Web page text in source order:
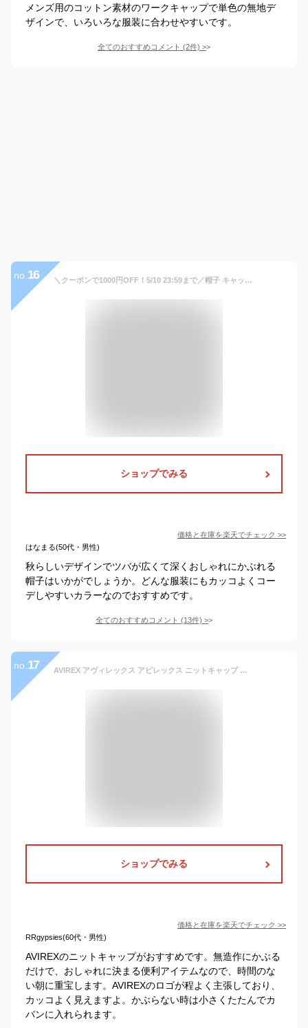
メンズ用のコットン素材のワークキャップで単色の無地デ
ザインで、いろいろな服装に合わせやすいです。
全てのおすすめコメント (2件) >
no. 16 ＼クーポンで1000円OFF！5/10 23:59まで／帽子 キャップ 深め Big メンズ Lサイズ M 男性 春夏 コットン 運動会 メール便送料無料 無地 シンプル 深い 大きい おしゃれ 紫外線対策 サイズ 調整 秋冬 スポーツ 運動 ブラック 【Simple Cotton Cap】
ショップでみる
価格と在庫を楽天でチェック >>
はなまる(50代・男性)
秋らしいデザインでツバが広くて深くおしゃれにかぶれる
帽子はいかがでしょうか。どんな服装にもカッコよくコー
デしやすいカラーなのでおすすめです。
全てのおすすめコメント (13件) >
no. 17 AVIREX アヴィレックス アビレックス ニットキャップ メンズ レディース ニット帽 AVIREX REVERSIBLE SWEAT CAP 人気 トレンド ブランド 秋冬 父の日 贈り物 プレゼント
ショップでみる
価格と在庫を楽天でチェック >>
RRgypsies(60代・男性)
AVIREXのニットキャップがおすすめです。無造作にかぶる
だけで、おしゃれに決まる便利アイテムなので、時間のな
い朝に重宝します。AVIREXのロゴが程よく主張しており、
カッコよく見えますよ。かぶらない時は小さくたたんでカ
バンに入れられます。